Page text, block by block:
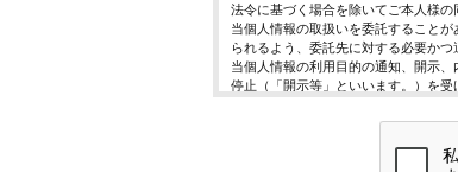
法令に基づく場合を除いてご本人様
当個人情報の取扱いを委託すること
られるよう、委託先に対する必要かつ
当個人情報の利用目的の通知、開示
停止（「開示等」といいます。）を受
ご入力頂く情報の提供は任意となっ
当ホームページではご利用状況の統